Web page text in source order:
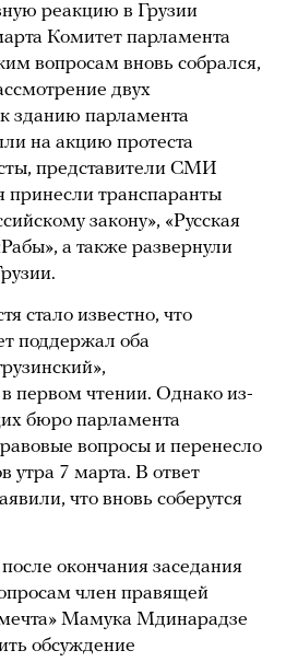
реакцию в Грузии
Комитет парламента
вопросам вновь собрался,
двух
зданию парламента
на акцию протеста
представители СМИ
транспаранты
закону», «Русская
а также развернули
стало известно, что
поддержал оба
первом чтении. Однако из-
бюро парламента
вопросы и перенесло
утра 7 марта. В ответ
что вновь соберутся
окончания заседания
член правящей
Мамука Мдинарадзе
обсуждение